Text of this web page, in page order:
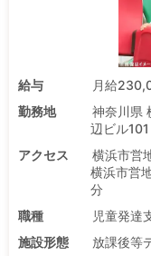
給与
月給
勤務地
神奈川県
辺ビル101
アクセス
横浜市営
横浜市営
分
職種
児童発達
施設形態
放課後等